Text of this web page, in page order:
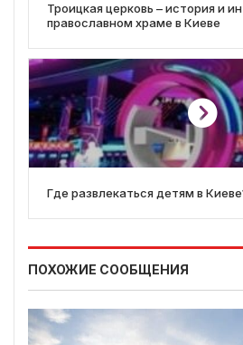
Троицкая церковь – история и
православном храме в Киеве
Где развлекаться детям в
ПОХОЖИЕ СООБЩЕНИЯ